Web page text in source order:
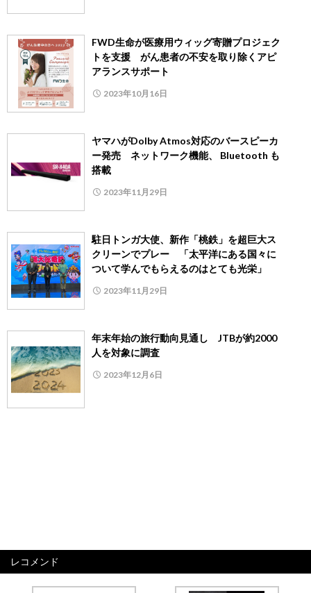
FWD生命が医療用ウィッグ寄贈プロジェク
トを支援 がん患者の不安を取り除くアピ
アランスサポート
2023年10月16日
ヤマハがDolby Atmos対応のバースピーカ
ー発売 ネットワーク機能、 Bluetooth も
搭載
2023年11月29日
駐日トンガ大使、新作「桃鉄」を超巨大ス
クリーンでプレー 「太平洋にある国々に
ついて学んでもらえるのはとても光栄」
2023年11月29日
年末年始の旅行動向見通し JTBが約2000
人を対象に調査
2023年12月6日
レコメンド